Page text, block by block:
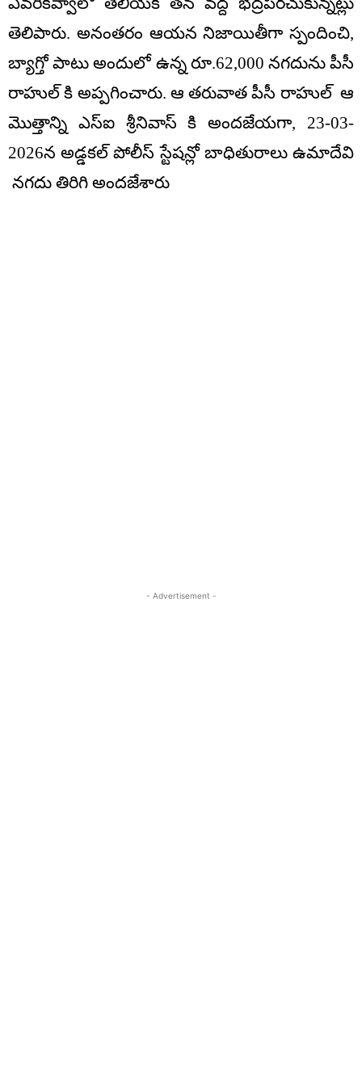
తెలిపారు. అనంతరం ఆయన నిజాయితీగా స్పందించి,
బ్యాగ్తో పాటు అందులో ఉన్న రూ.62,000 నగదును పీసీ
రాహుల్ కి అప్పగించారు. ఆ తరువాత పీసీ రాహుల్ ఆ
మొత్తాన్ని ఎస్ఐ శ్రీనివాస్ కి అందజేయగా, 23-03-
2026న అడ్డకల్ పోలీస్ స్టేషన్లో బాధితురాలు ఉమాదేవి
నగదు తిరిగి అందజేశారు
- Advertisement -